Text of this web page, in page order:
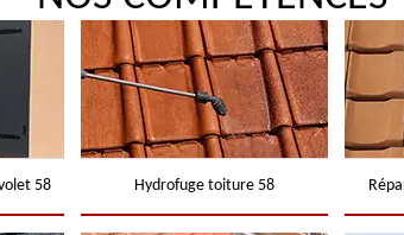
58 Hydrofuge toiture 58